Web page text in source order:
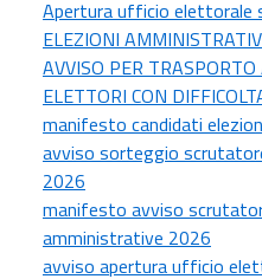
Apertura ufficio elettorale
ELEZIONI
AVVISO PER
ELETTORI CON
manifesto candidati
avviso sorteggio
2026
manifesto avviso
amministrative 2026
avviso apertura ufficio